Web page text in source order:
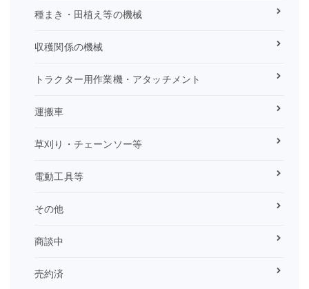
種まき・田植え等の機械
収穫関係の機械
トラクター用作業機・アタッチメント
運搬車
草刈り・チェーンソー等
電動工具等
その他
商談中
売約済